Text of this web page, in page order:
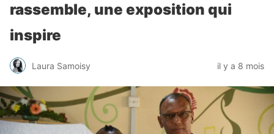
rassemble, une exposition qui
inspire
Laura Samoisy il y a 8 mois